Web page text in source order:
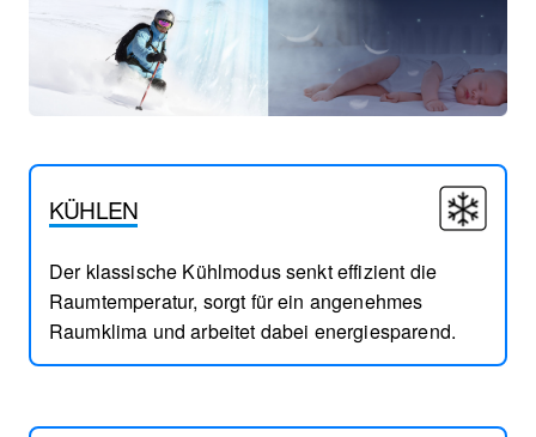
KÜHLEN
Der klassische Kühlmodus senkt effizient die
Raumtemperatur, sorgt für ein angenehmes
Raumklima und arbeitet dabei energiesparend.